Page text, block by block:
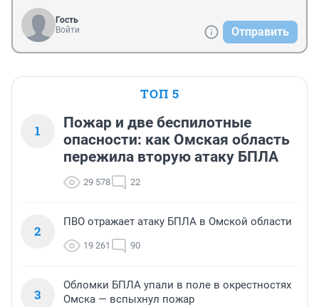
Гость
Войти
Отправить
ТОП 5
1
Пожар и две беспилотные
опасности: как Омская область
пережила вторую атаку БПЛА
29 578 22
2
ПВО отражает атаку БПЛА в Омской области
19 261 90
3
Обломки БПЛА упали в поле в окрестностях
Омска — вспыхнул пожар